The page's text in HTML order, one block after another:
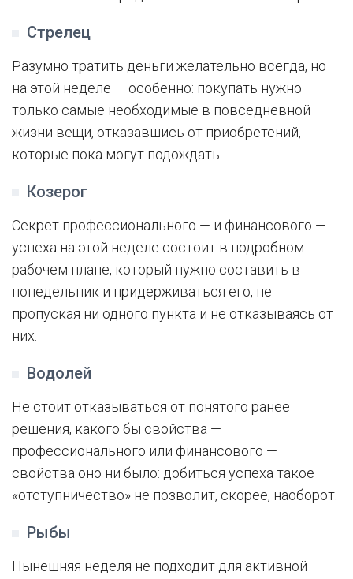
Стрелец
Разумно тратить деньги желательно всегда, но
на этой неделе — особенно: покупать нужно
только самые необходимые в повседневной
жизни вещи, отказавшись от приобретений,
которые пока могут подождать.
Козерог
Секрет профессионального — и финансового —
успеха на этой неделе состоит в подробном
рабочем плане, который нужно составить в
понедельник и придерживаться его, не
пропуская ни одного пункта и не отказываясь от
них.
Водолей
Не стоит отказываться от понятого ранее
решения, какого бы свойства —
профессионального или финансового —
свойства оно ни было: добиться успеха такое
«отступничество» не позволит, скорее, наоборот.
Рыбы
Нынешняя неделя не подходит для активной